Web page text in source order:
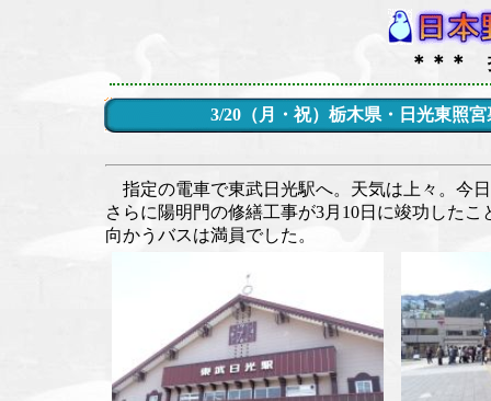
＊＊＊
3/20（月・祝）栃木県・日光東照
指定の電車で東武日光駅へ。天気は上々。今
さらに陽明門の修繕工事が3月10日に竣功した
向かうバスは満員でした。